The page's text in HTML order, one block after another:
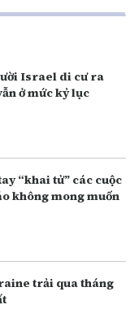
Israel di cư ra
ở mức kỷ lục
“khai tử” các cuộc
không mong muốn
trải qua tháng